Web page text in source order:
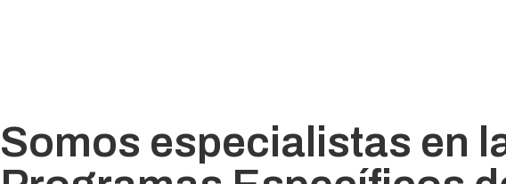
Somos especialistas en